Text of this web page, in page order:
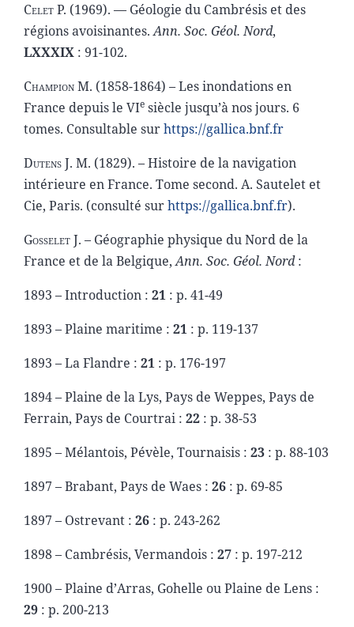
Celet P. (1969). — Géologie du Cambrésis et des
régions avoisinantes.Ann. Soc. Géol. Nord,
LXXXIX : 91-102.
Champion M. (1858-1864) – Les inondations en
France depuis le VIe siècle jusqu’à nos jours. 6
tomes. Consultable surhttps://gallica.bnf.fr
Dutens J. M. (1829). – Histoire de la navigation
intérieure en France. Tome second. A. Sautelet et
Cie, Paris. (consulté surhttps://gallica.bnf.fr).
Gosselet J. – Géographie physique du Nord de la
France et de la Belgique,Ann. Soc. Géol. Nord:
1893 – Introduction : 21 : p. 41-49
1893 – Plaine maritime : 21 : p. 119-137
1893 – La Flandre : 21 : p. 176-197
1894 – Plaine de la Lys, Pays de Weppes, Pays de
Ferrain, Pays de Courtrai : 22 : p. 38-53
1895 – Mélantois, Pévèle, Tournaisis : 23 : p. 88-103
1897 – Brabant, Pays de Waes : 26 : p. 69-85
1897 – Ostrevant : 26 : p. 243-262
1898 – Cambrésis, Vermandois : 27 : p. 197-212
1900 – Plaine d’Arras, Gohelle ou Plaine de Lens :
29 : p. 200-213